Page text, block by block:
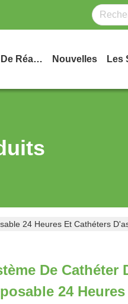
Spectacle De Réalité Virtuelle Nouvelles Les
24 Heures Et Cathéters
De Cathéter
24